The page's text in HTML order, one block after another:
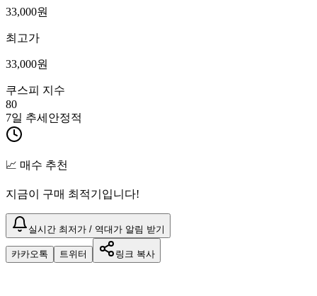
33,000원
최고가
33,000원
쿠스피 지수
80
7일 추세 안정적
📈 매수 추천
지금이 구매 최적기입니다!
실시간 최저가 / 역대가 알림 받기
카카오톡 트위터 링크 복사